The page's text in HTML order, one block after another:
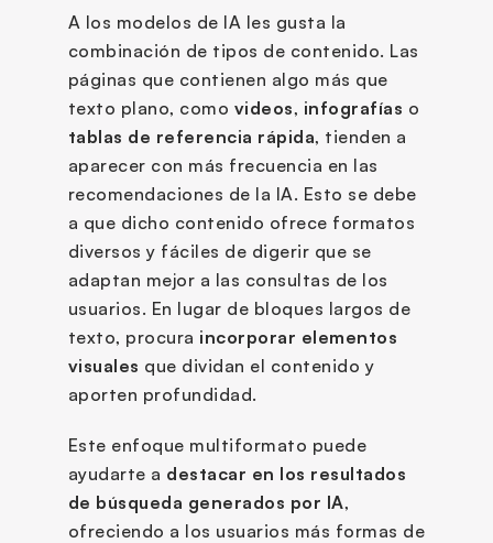
A los modelos de IA les gusta la
combinación de tipos de contenido. Las
páginas que contienen algo más que
texto plano, como videos, infografías
tablas de referencia rápida, tienden a
aparecer con más frecuencia en las
recomendaciones de la IA. Esto se debe
a que dicho contenido ofrece formatos
diversos y fáciles de digerir que se
adaptan mejor a las consultas de los
usuarios. En lugar de bloques largos de
texto, procura incorporar elementos
visuales que dividan el contenido y
aporten profundidad.
Este enfoque multiformato puede
ayudarte a destacar en los resultados
de búsqueda generados por IA,
ofreciendo a los usuarios más formas de